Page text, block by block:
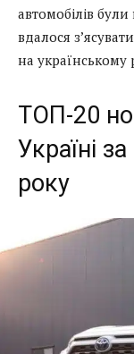
автомобілів
вдалося
на
ТОП-20
Україні
року